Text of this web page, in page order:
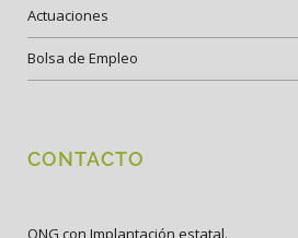
Actuaciones
Bolsa de Empleo
CONTACTO
ONG con Implantación estatal.